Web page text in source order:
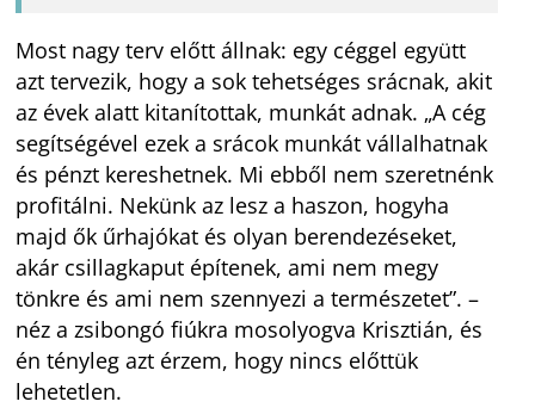
Most nagy terv előtt állnak: egy céggel együtt
azt tervezik, hogy a sok tehetséges srácnak, akit
az évek alatt kitanítottak, munkát adnak. „A cég
segítségével ezek a srácok munkát vállalhatnak
és pénzt kereshetnek. Mi ebből nem szeretnénk
profitálni. Nekünk az lesz a haszon, hogyha
majd ők űrhajókat és olyan berendezéseket,
akár csillagkaput építenek, ami nem megy
tönkre és ami nem szennyezi a természetet”. –
néz a zsibongó fiúkra mosolyogva Krisztián, és
én tényleg azt érzem, hogy nincs előttük
lehetetlen.